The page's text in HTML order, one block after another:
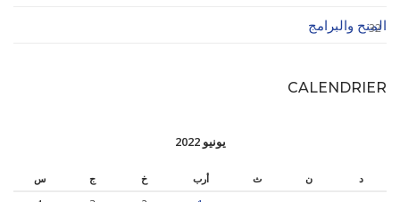
المنح والبرامج
32
CALENDRIER
يونيو 2022
د ن ث أرب خ ج
س